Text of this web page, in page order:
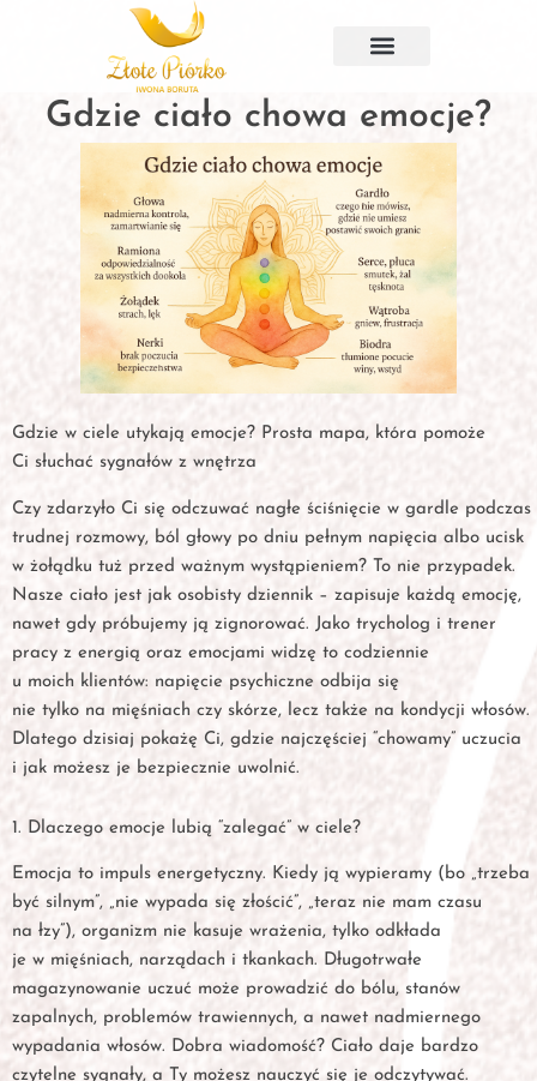
Gdzie ciało chowa emocje?
Gdzie w ciele utykają emocje? Prosta mapa, która pomoże
Ci słuchać sygnałów z wnętrza
Czy zdarzyło Ci się odczuwać nagłe ściśnięcie w gardle podczas
trudnej rozmowy, ból głowy po dniu pełnym napięcia albo ucisk
w żołądku tuż przed ważnym wystąpieniem? To nie przypadek.
Nasze ciało jest jak osobisty dziennik – zapisuje każdą emocję,
nawet gdy próbujemy ją zignorować. Jako trycholog i trener
pracy z energią oraz emocjami widzę to codziennie
u moich klientów: napięcie psychiczne odbija się
nie tylko na mięśniach czy skórze, lecz także na kondycji włosów.
Dlatego dzisiaj pokażę Ci, gdzie najczęściej “chowamy” uczucia
i jak możesz je bezpiecznie uwolnić.
1. Dlaczego emocje lubią “zalegać” w ciele?
Emocja to impuls energetyczny. Kiedy ją wypieramy (bo „trzeba
być silnym”, „nie wypada się złościć”, „teraz nie mam czasu
na łzy”), organizm nie kasuje wrażenia, tylko odkłada
je w mięśniach, narządach i tkankach. Długotrwałe
magazynowanie uczuć może prowadzić do bólu, stanów
zapalnych, problemów trawiennych, a nawet nadmiernego
wypadania włosów. Dobra wiadomość? Ciało daje bardzo
czytelne sygnały, a Ty możesz nauczyć się je odczytywać.